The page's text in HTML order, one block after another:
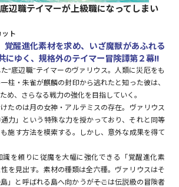
リキューレ
辺職テイマーが上級職になってしまい
ト
醒進化素材を求め、いざ魔獣があふれる
にゆく、規格外のテイマー冒険譚第２幕!!
“底辺職”テイマーのヴァリウス。人類に災厄をも
柱・朱雀が麒麟の封印から逃れたと知った彼は、
め、さらなる戦力の強化を目指していく。
たのは月の女神・アルテミスの存在。ヴァリウス
力」という特殊な力を授かっており、それと同等
施す方法を模索する。しかし、意外な成果を得て
識を頼りに従魔を大幅に強化できる「覚醒進化素
を見出す。素材の種類は全六種。ヴァリウスはそ
」と呼ばれる島へ向かうが――そこは伝説級の冒険者